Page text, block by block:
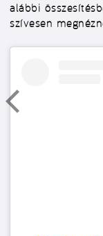
alábbi
szívesen